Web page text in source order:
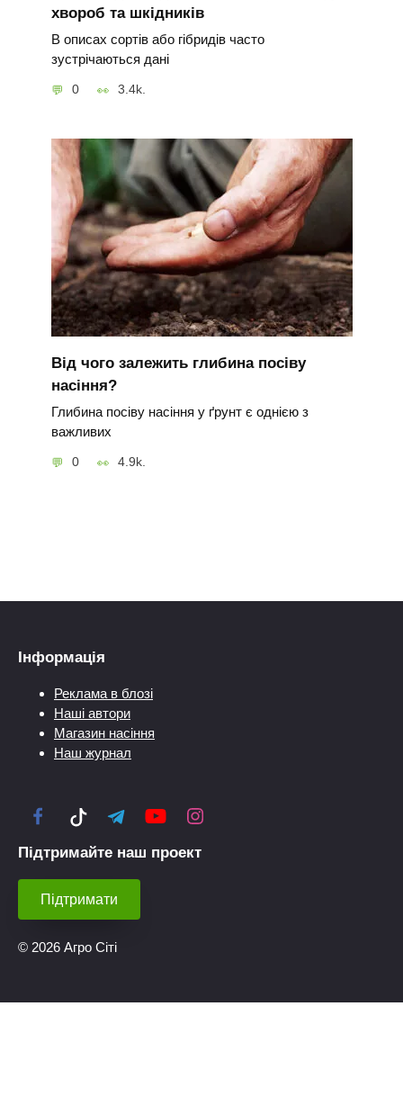
хвороб та шкідників
В описах сортів або гібридів часто
зустрічаються дані
0 3.4k.
Від чого залежить глибина посіву
насіння?
Глибина посіву насіння у ґрунт є однією з
важливих
0 4.9k.
Інформація
Реклама в блозі
Наші автори
Магазин насіння
Наш журнал
Підтримайте наш проект
Підтримати
© 2026 Агро Сіті